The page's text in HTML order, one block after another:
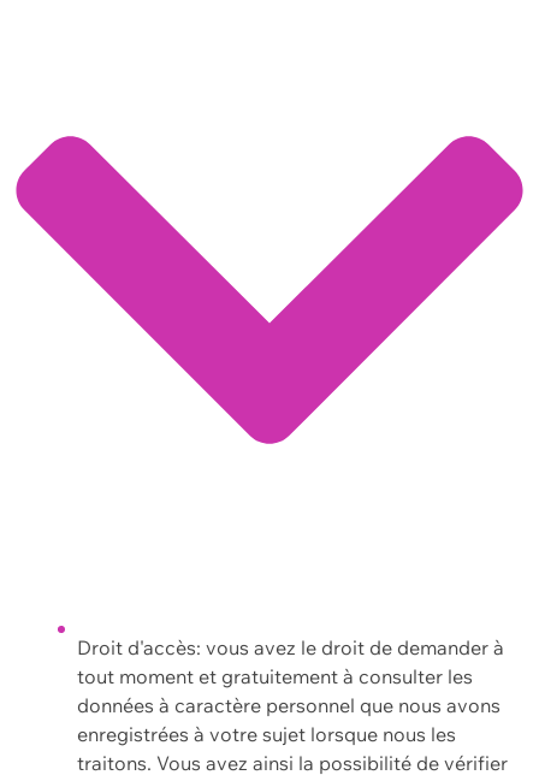
Droit d'accès: vous avez le droit de demander à
tout moment et gratuitement à consulter les
données à caractère personnel que nous avons
enregistrées à votre sujet lorsque nous les
traitons. Vous avez ainsi la possibilité de vérifier